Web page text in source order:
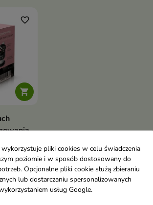

favorite_border
dla
cieszyć
włosami i
pliki cookies w celu świadczenia
poziomie i w sposób dostosowany do
Opcjonalne pliki cookie służą zbieraniu
lub dostarczaniu spersonalizowanych
usług Google.